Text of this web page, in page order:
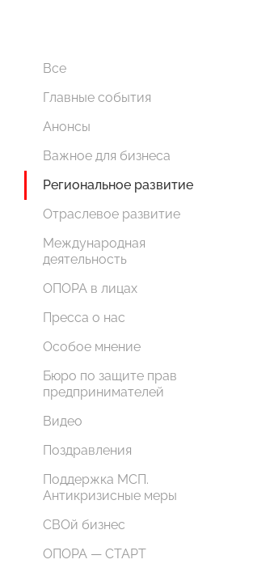
Все
Главные события
Анонсы
Важное для бизнеса
Региональное развитие
Отраслевое развитие
Международная
деятельность
ОПОРА в лицах
Пресса о нас
Особое мнение
Бюро по защите прав
предпринимателей
Видео
Поздравления
Поддержка МСП.
Антикризисные меры
СВОй бизнес
ОПОРА — СТАРТ